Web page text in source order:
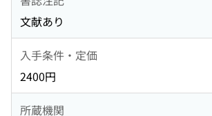
文献あり
入手条件・定価
2400円
所蔵機関